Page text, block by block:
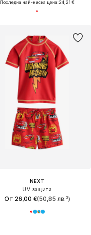
Последна най-ниска цена:24,21 €
NEXT
UV защита
От 26,00 €(50,85 лв.³)